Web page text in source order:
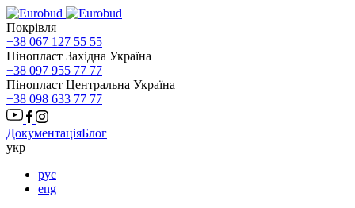
Покрівля
+38 067 127 55 55
Пінопласт Західна Україна
+38 097 955 77 77
Пінопласт Центральна Україна
+38 098 633 77 77
ДокументаціяБлог
укр
рус
eng